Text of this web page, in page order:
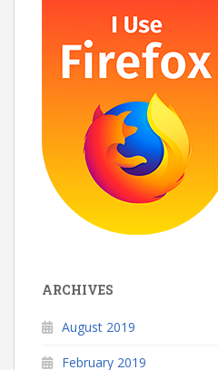
ARCHIVES
August 2019
February 2019